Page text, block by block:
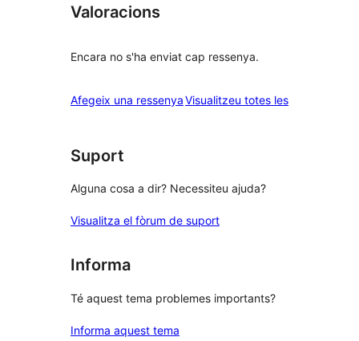
Valoracions
Encara no s'ha enviat cap ressenya.
Afegeix una ressenyaVisualitzeu totes lesressenyes
Suport
Alguna cosa a dir? Necessiteu ajuda?
Visualitza el fòrum de suport
Informa
Té aquest tema problemes importants?
Informa aquest tema